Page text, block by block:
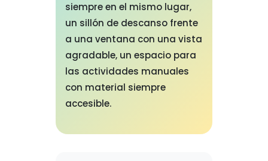
siempre en el mismo lugar,
un sillón de descanso frente
a una ventana con una vista
agradable, un espacio para
las actividades manuales
con material siempre
accesible.